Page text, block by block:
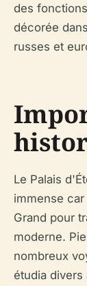
des
décorée
russes et
Le Palais
immense
Grand pour
moderne.
nombreux
étudia